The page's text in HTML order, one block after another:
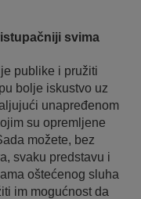
svima
publike i pružiti
bolje iskustvo uz
unapređenom
su opremljene
možete, bez
svaku predstavu i
oštećenog sluha
im mogućnost da